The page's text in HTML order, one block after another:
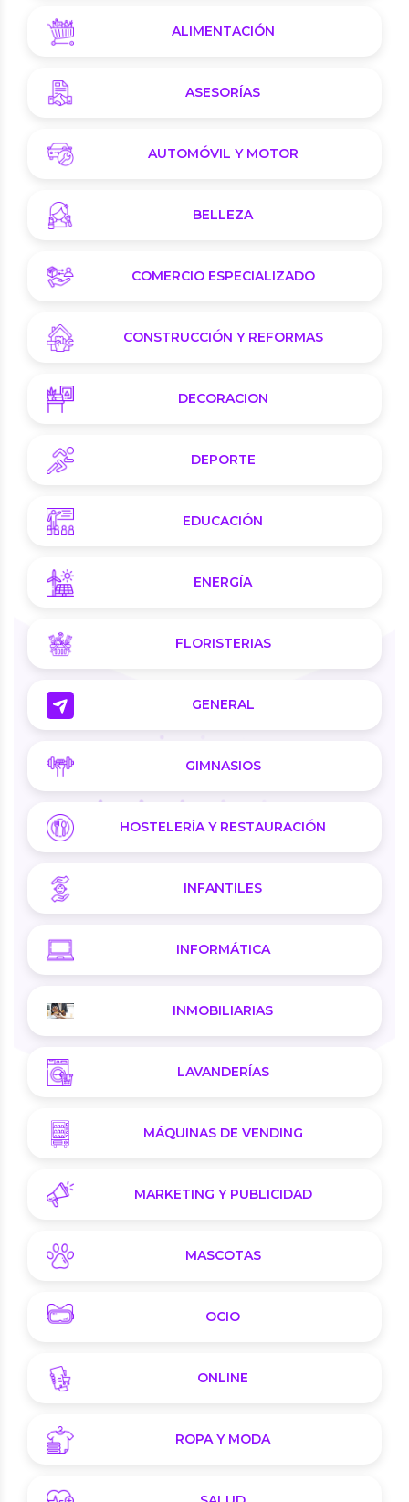
ALIMENTACIÓN
ASESORÍAS
AUTOMÓVIL Y MOTOR
BELLEZA
COMERCIO ESPECIALIZADO
CONSTRUCCIÓN Y REFORMAS
DECORACION
DEPORTE
EDUCACIÓN
ENERGÍA
FLORISTERIAS
GENERAL
GIMNASIOS
HOSTELERÍA Y RESTAURACIÓN
INFANTILES
INFORMÁTICA
INMOBILIARIAS
LAVANDERÍAS
MÁQUINAS DE VENDING
MARKETING Y PUBLICIDAD
MASCOTAS
OCIO
ONLINE
ROPA Y MODA